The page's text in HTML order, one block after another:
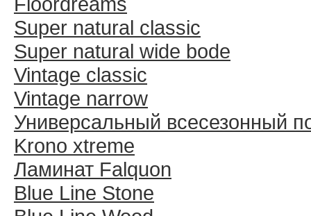
Super natural classic
Super natural wide bode
Vintage classic
Vintage narrow
Универсальный всесезонный
Krono xtreme
Ламинат Falquon
Blue Line Stone